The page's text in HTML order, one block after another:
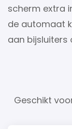
scherm extra
de automaat
aan bijsluiters
Geschikt